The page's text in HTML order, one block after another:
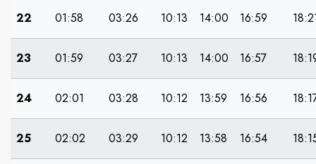
22 01:58 03:26 10:13 14:00 16:59
23 01:59 03:27 10:13 14:00 16:57
24 02:01 03:28 10:12 13:59 16:56
25 02:02 03:29 10:12 13:58 16:54